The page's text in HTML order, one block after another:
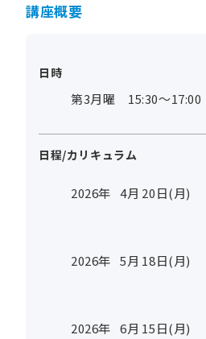
講座概要
日時
第3月曜 15:30～17:00
日程/カリキュラム
2026年 4月 20日(月)
2026年 5月 18日(月)
2026年 6月 15日(月)